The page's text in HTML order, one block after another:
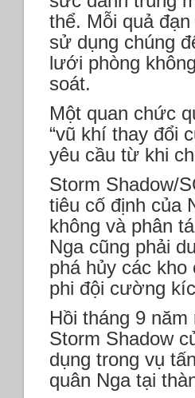
thể. Mỗi quả
sử dụng chúng
lưới phòng
soát.
Một quan chức
“vũ khí thay đổi
yêu cầu từ khi
Storm Shadow/
tiêu cố định của
không và phân
Nga cũng phải
phá hủy các
phi đội cường
Hồi tháng 9
Storm Shadow
dụng trong vụ
quân Nga tại